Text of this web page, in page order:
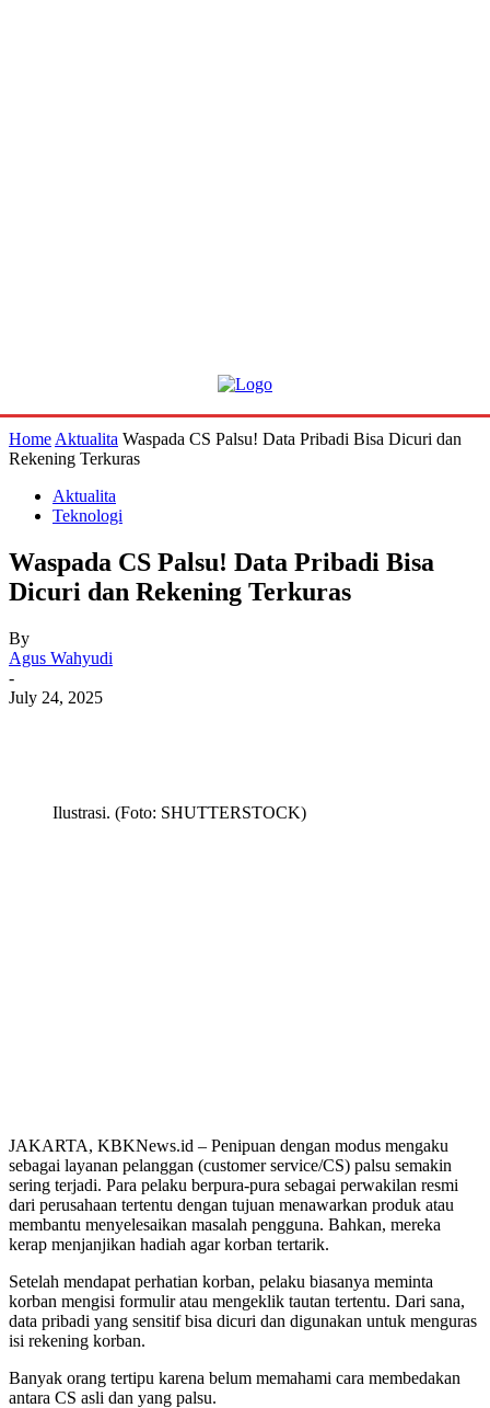
Home Aktualita Waspada CS Palsu! Data Pribadi Bisa Dicuri dan
Rekening Terkuras
Aktualita
Teknologi
Waspada CS Palsu! Data Pribadi Bisa
Dicuri dan Rekening Terkuras
By
Agus Wahyudi
-
July 24, 2025
Ilustrasi. (Foto: SHUTTERSTOCK)
JAKARTA, KBKNews.id – Penipuan dengan modus mengaku
sebagai layanan pelanggan (customer service/CS) palsu semakin
sering terjadi. Para pelaku berpura-pura sebagai perwakilan resmi
dari perusahaan tertentu dengan tujuan menawarkan produk atau
membantu menyelesaikan masalah pengguna. Bahkan, mereka
kerap menjanjikan hadiah agar korban tertarik.
Setelah mendapat perhatian korban, pelaku biasanya meminta
korban mengisi formulir atau mengeklik tautan tertentu. Dari sana,
data pribadi yang sensitif bisa dicuri dan digunakan untuk menguras
isi rekening korban.
Banyak orang tertipu karena belum memahami cara membedakan
antara CS asli dan yang palsu.